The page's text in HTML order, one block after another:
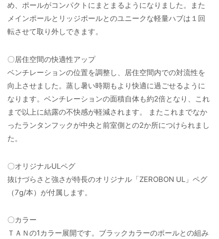
め、ポールがコンパクトにまとまるようになりました。また
メインポールとリッジポールとのユニークな軽量ハブは１回
転させて取り外しできます。
〇居住空間の快適性アップ
ベンチレーションの位置を調整し、居住空間内での対流性を
向上させました。蒸し暑い時期もより快適に過ごせるように
なります。ベンチレーションの面積自体も約2倍となり、これ
まで以上に結露の不快感が軽減されます。 またこれまでなか
ったランタンフックが中央と前室側との2か所につけられまし
た。
〇オリジナルULペグ
抜けづらさと強さが特長のオリジナル「ZEROBON UL」ペグ
（7g/本）が付属します。
〇カラー
ＴＡＮの1カラー展開です。ブラックカラーのポールとの組み